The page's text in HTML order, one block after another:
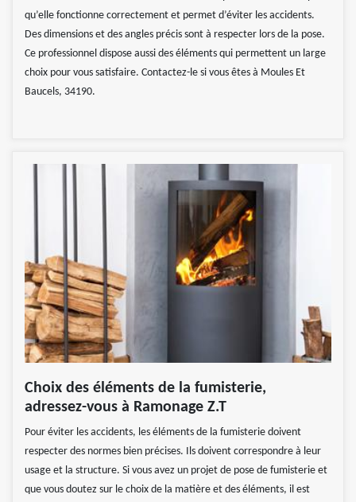
qu’elle fonctionne correctement et permet d’éviter les accidents.
Des dimensions et des angles précis sont à respecter lors de la pose.
Ce professionnel dispose aussi des éléments qui permettent un large
choix pour vous satisfaire. Contactez-le si vous êtes à Moules Et
Baucels, 34190.
Choix des éléments de la fumisterie,
adressez-vous à Ramonage Z.T
Pour éviter les accidents, les éléments de la fumisterie doivent
respecter des normes bien précises. Ils doivent correspondre à leur
usage et la structure. Si vous avez un projet de pose de fumisterie et
que vous doutez sur le choix de la matière et des éléments, il est